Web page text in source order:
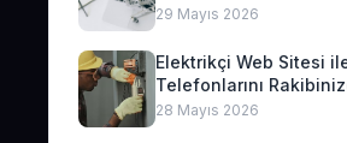
29 Mayıs 2026
Elektrikçi Web Sitesi
Telefonlarını
28 Mayıs 2026